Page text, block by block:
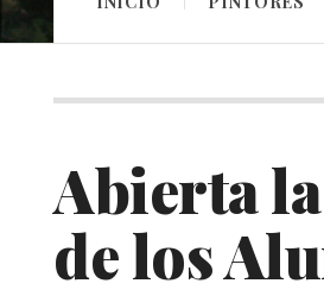
Abierta
de los